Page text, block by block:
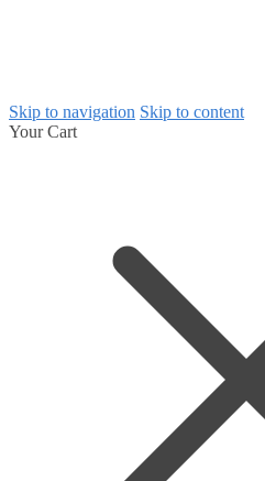
Skip to navigation Skip to content
Your Cart